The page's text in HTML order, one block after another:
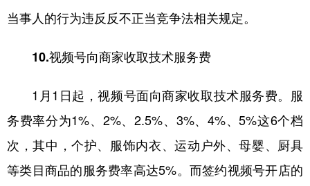
当事人的行为违反反不正当竞争法相关规定。
10.视频号向商家收取技术服务费
1月1日起，视频号面向商家收取技术服务费。服
务费率分为1%、2%、2.5%、3%、4%、5%这6个档
次，其中，个护、服饰内衣、运动户外、母婴、厨具
等类目商品的服务费率高达5%。而签约视频号开店的